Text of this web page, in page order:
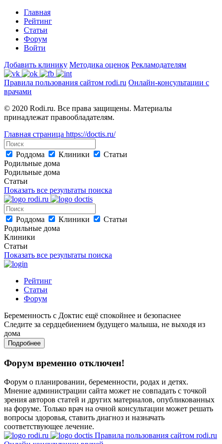
Главная
Рейтинг
Статьи
Форум
Войти
Добавить клинику Методика оценок Рекламодателям
Правила пользования сайтом rodi.ru Онлайн-консультации с
врачами
© 2020 Rodi.ru. Все права защищены. Материалы
принадлежат правообладателям.
Главная страница https://doctis.ru/
Роддома Клиники
Статьи
Родильные дома
Родильные дома
Статьи
Показать все результаты поиска
Роддома Клиники
Статьи
Родильные дома
Клиники
Статьи
Показать все результаты поиска
Рейтинг
Статьи
Форум
Беременность с Доктис ещё спокойнее и безопаснее
Следите за сердцебиением будущего малыша, не выходя из
дома
Подробнее
Форум временно отключен!
Форум о планировании, беременности, родах и детях.
Мнение администрации сайта может не совпадать с точкой
зрения авторов статей и других материалов, опубликованных
на форуме. Только врач на очной консультации может решать
вопросы здоровья, ставить диагноз и назначать
соответствующее лечение.
Правила пользования сайтом rodi.ru